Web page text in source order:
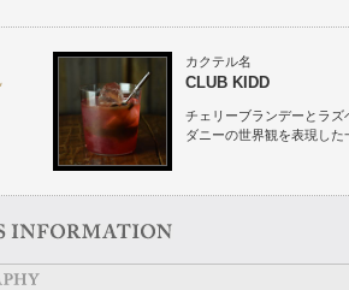
カクテル名
CLUB KIDD
チェリーブランデーとラ
ダニーの世界観を表現した